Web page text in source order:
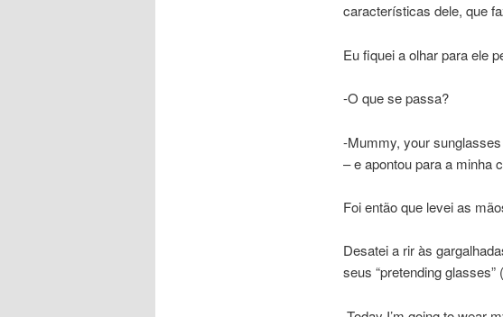
características dele, que
Eu fiquei a olhar para ele
-O que se passa?
-Mummy, your
– e apontou para a minha
Foi então que levei as
Desatei a rir às
seus “pretending